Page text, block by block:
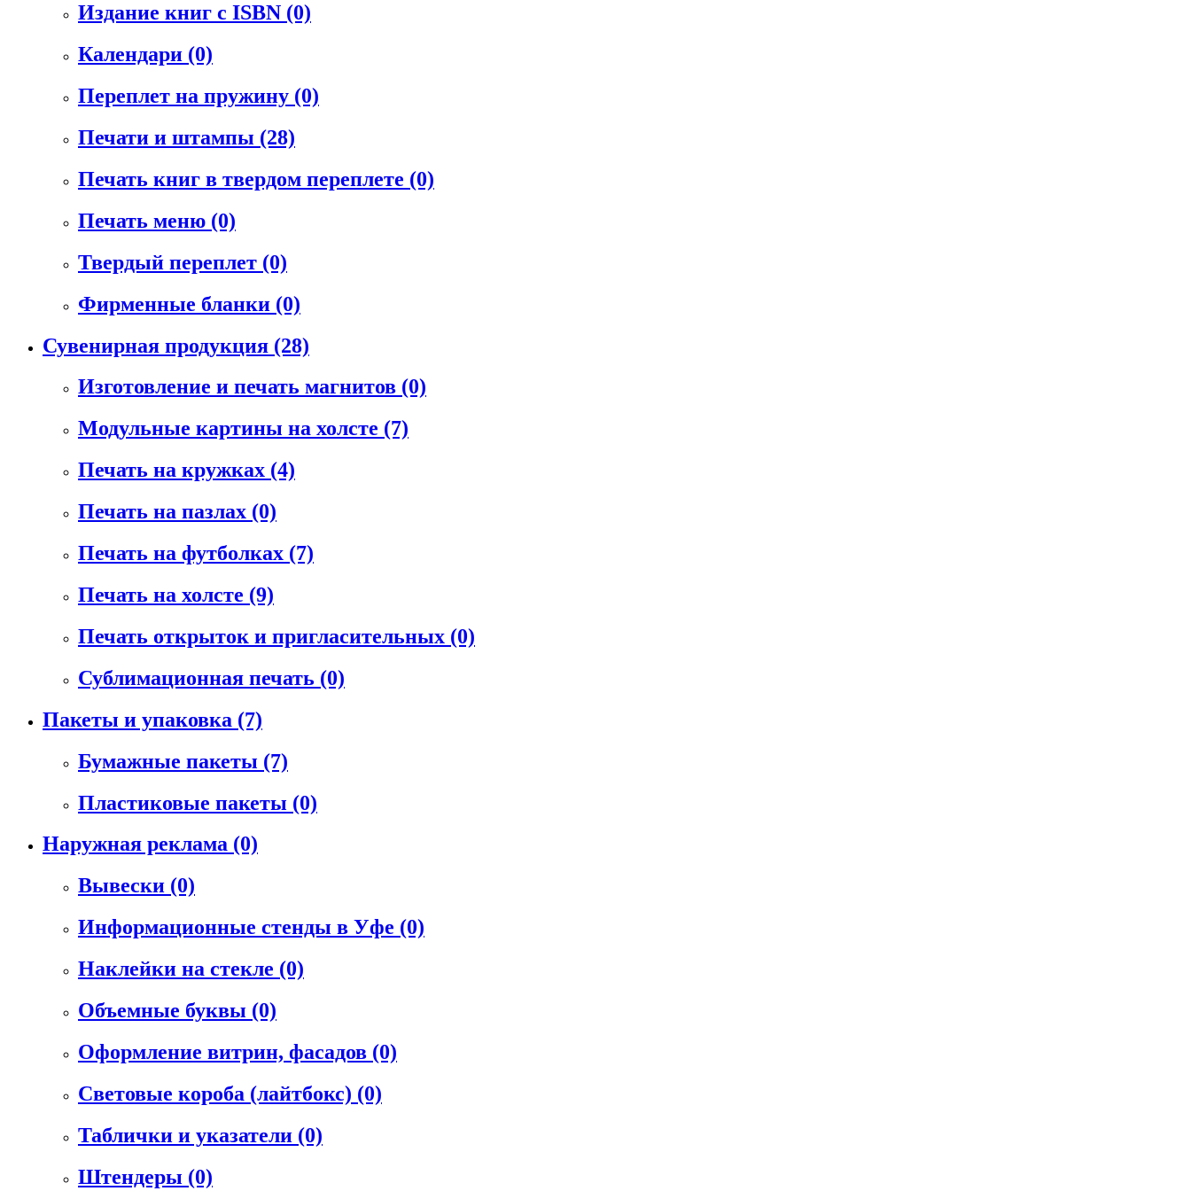
Издание книг с ISBN (0)
Календари (0)
Переплет на пружину (0)
Печати и штампы (28)
Печать книг в твердом переплете (0)
Печать меню (0)
Твердый переплет (0)
Фирменные бланки (0)
Сувенирная продукция (28)
Изготовление и печать магнитов (0)
Модульные картины на холсте (7)
Печать на кружках (4)
Печать на пазлах (0)
Печать на футболках (7)
Печать на холсте (9)
Печать открыток и пригласительных (0)
Сублимационная печать (0)
Пакеты и упаковка (7)
Бумажные пакеты (7)
Пластиковые пакеты (0)
Наружная реклама (0)
Вывески (0)
Информационные стенды в Уфе (0)
Наклейки на стекле (0)
Объемные буквы (0)
Оформление витрин, фасадов (0)
Световые короба (лайтбокс) (0)
Таблички и указатели (0)
Штендеры (0)